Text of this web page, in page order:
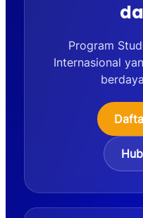
Program
Internasional